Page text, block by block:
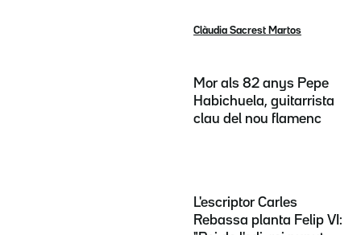
Clàudia Sacrest Martos
Mor als 82 anys Pepe
Habichuela, guitarrista
clau del nou flamenc
L'escriptor Carles
Rebassa planta Felip VI: